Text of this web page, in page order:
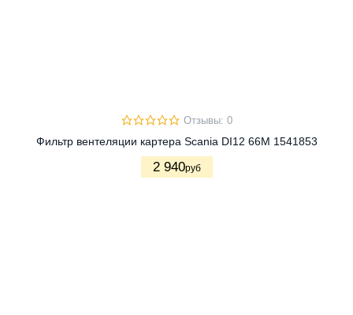
Отзывы: 0
Фильтр вентеляции картера Scania DI12 66M 1541853
2 940руб